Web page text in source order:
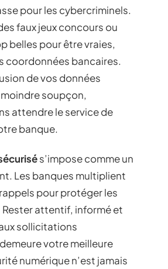
pour les cybercriminels.
faux jeux concours ou
belles pour être vraies,
coordonnées bancaires.
de vos données
soupçon,
attendre le service de
banque.
s’impose comme un
Les banques multiplient
pour protéger les
attentif, informé et
sollicitations
votre meilleure
numérique n’est jamais